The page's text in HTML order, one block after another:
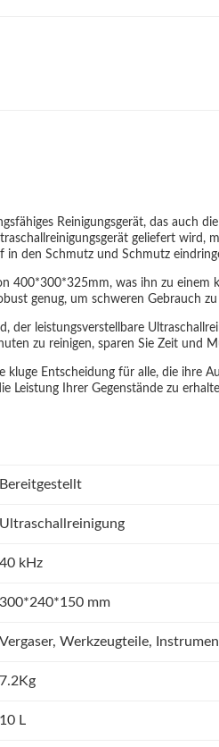
Reinigungsgerät, das auch
geliefert wird,
den Schmutz und Schmutz
400*300*325mm, was ihn zu
genug, um schweren Gebrauch
der leistungsverstellbare
zu reinigen, sparen Sie Zeit und
Entscheidung für alle, die ihre
Leistung Ihrer Gegenstände zu
Bereitgestellt
Ultraschallreinigung
40 kHz
300*240*150 mm
Vergaser, Werkzeugteile,
7.2Kg
10 L